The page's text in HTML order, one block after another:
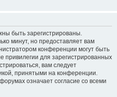
быть зарегистрированы.
минут, но предоставляет вам
конференции могут быть
привилегии для зарегистрированных
вам следует
принятыми на конференции.
означает согласие со всеми